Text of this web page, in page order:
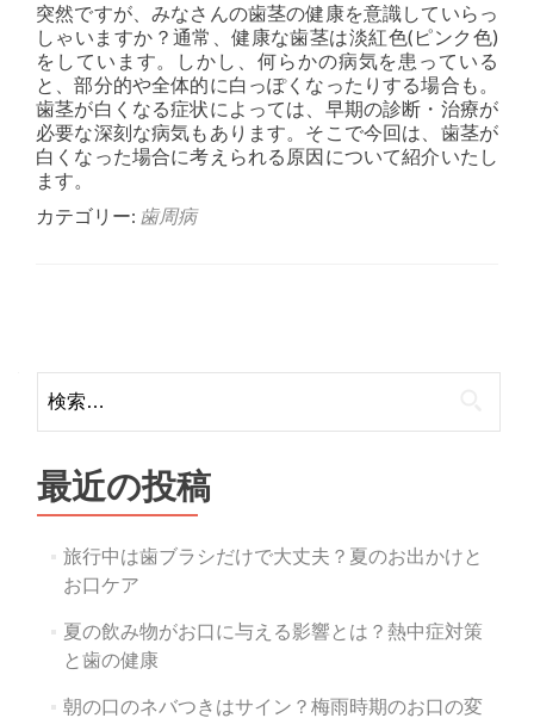
突然ですが、みなさんの歯茎の健康を意識していらっ
しゃいますか？通常、健康な歯茎は淡紅色(ピンク色)
をしています。しかし、何らかの病気を患っている
と、部分的や全体的に白っぽくなったりする場合も。
歯茎が白くなる症状によっては、早期の診断・治療が
必要な深刻な病気もあります。そこで今回は、歯茎が
白くなった場合に考えられる原因について紹介いたし
ます。
カテゴリー: 歯周病
navigation
索:
最近の投稿
旅行中は歯ブラシだけで大丈夫？夏のお出かけと
お口ケア
夏の飲み物がお口に与える影響とは？熱中症対策
と歯の健康
朝の口のネバつきはサイン？梅雨時期のお口の変